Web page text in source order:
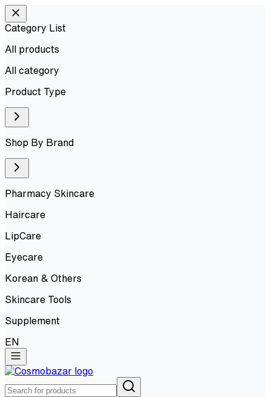
Category List
All products
All category
Product Type
Shop By Brand
Pharmacy Skincare
Haircare
LipCare
Eyecare
Korean & Others
Skincare Tools
Supplement
EN